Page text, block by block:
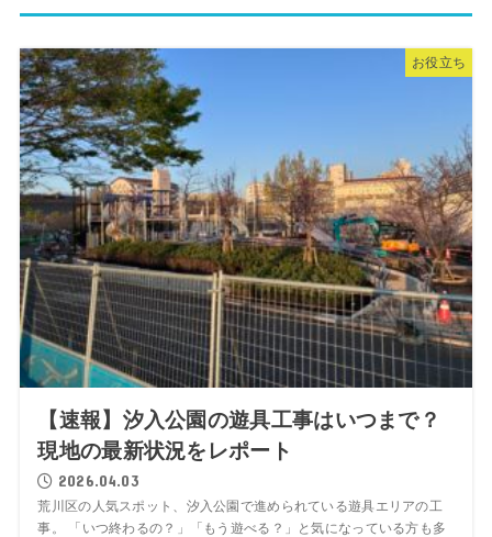
お役立ち
【速報】汐入公園の遊具工事はいつまで？
現地の最新状況をレポート
2026.04.03
荒川区の人気スポット、汐入公園で進められている遊具エリアの工
事。 「いつ終わるの？」「もう遊べる？」と気になっている方も多